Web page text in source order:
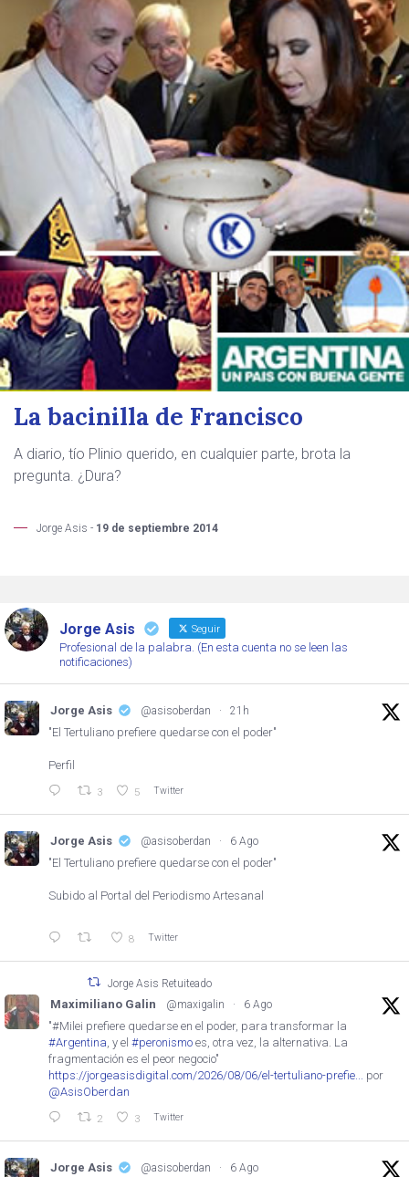
La bacinilla de Francisco
A diario, tío Plinio querido, en cualquier parte, brota la
pregunta. ¿Dura?
Jorge Asis - 19 de septiembre 2014
Jorge Asis Seguir
Profesional de la palabra. (En esta cuenta no se leen las
notificaciones)
Jorge Asis @asisoberdan · 21h
"El Tertuliano prefiere quedarse con el poder"
Perfil
3 5 Twitter
Jorge Asis @asisoberdan · 6 Ago
"El Tertuliano prefiere quedarse con el poder"
Subido al Portal del Periodismo Artesanal
8 Twitter
Jorge Asis Retuiteado
Maximiliano Galin @maxigalin · 6 Ago
"#Milei prefiere quedarse en el poder, para transformar la
#Argentina , y el #peronismo es, otra vez, la alternativa. La
fragmentación es el peor negocio"
https://jorgeasisdigital.com/2026/08/06/el-tertuliano-prefie...
por
@AsisOberdan
2 3 Twitter
Jorge Asis @asisoberdan · 6 Ago